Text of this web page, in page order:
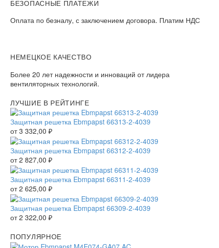
БЕЗОПАСНЫЕ ПЛАТЕЖИ
Оплата по безналу, с заключением договора. Платим НДС
НЕМЕЦКОЕ КАЧЕСТВО
Более 20 лет надежности и инноваций от лидера
вентиляторных технологий.
ЛУЧШИЕ В РЕЙТИНГЕ
Защитная решетка Ebmpapst 66313-2-4039
от3 332,00 ₽
Защитная решетка Ebmpapst 66312-2-4039
от2 827,00 ₽
Защитная решетка Ebmpapst 66311-2-4039
от2 625,00 ₽
Защитная решетка Ebmpapst 66309-2-4039
от2 322,00 ₽
ПОПУЛЯРНОЕ